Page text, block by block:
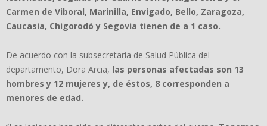
Carmen de Viboral, Marinilla, Envigado, Bello, Zaragoza,
Caucasia, Chigorodó y Segovia tienen de a 1 caso.
De acuerdo con la subsecretaria de Salud Pública del
departamento, Dora Arcia, las personas afectadas son 13
hombres y 12 mujeres y, de éstos, 8 corresponden a
menores de edad.